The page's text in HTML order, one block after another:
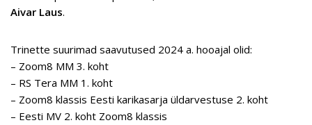
Aivar Laus.
Trinette suurimad saavutused 2024 a. hooajal olid:
– Zoom8 MM 3. koht
– RS Tera MM 1. koht
– Zoom8 klassis Eesti karikasarja üldarvestuse 2. koht
– Eesti MV 2. koht Zoom8 klassis